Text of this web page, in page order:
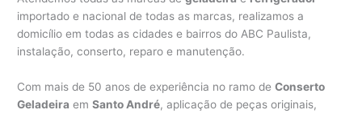
importado e nacional de todas as marcas, realizamos a
domicílio em todas as cidades e bairros do ABC Paulista,
instalação, conserto, reparo e manutenção.
Com mais de 50 anos de experiência no ramo deConserto
Geladeira emSanto André, aplicação de peças originais,